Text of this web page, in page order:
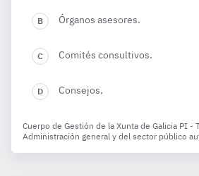
Órganos asesores.
Comités consultivos.
Consejos.
Cuerpo de Gestión de la Xunta de Galicia PI -
Administración general y del sector público